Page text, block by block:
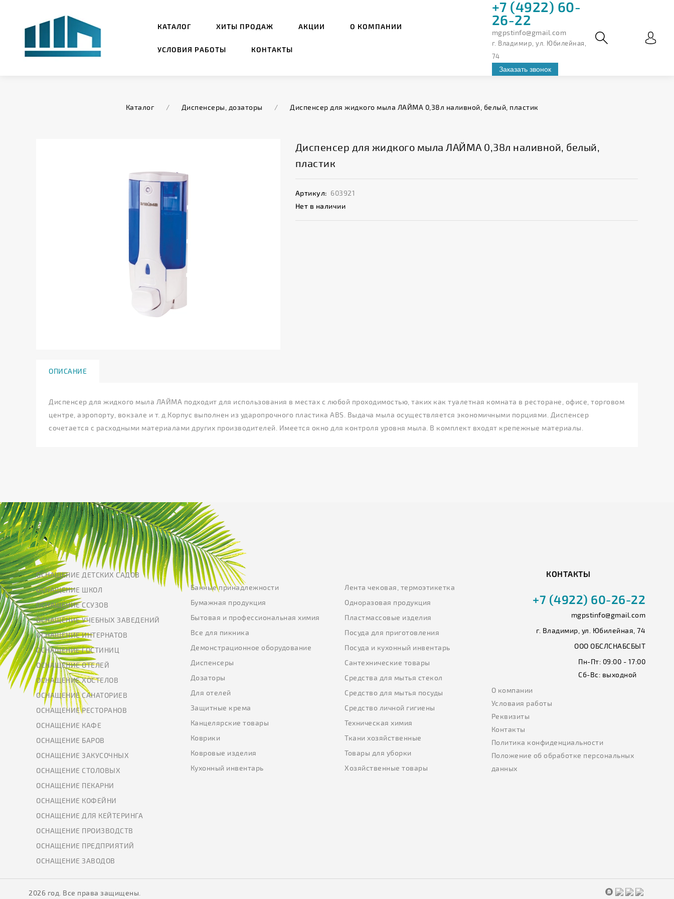
КАТАЛОГ ХИТЫ ПРОДАЖ АКЦИИ О КОМПАНИИ
УСЛОВИЯ РАБОТЫ КОНТАКТЫ
+7 (4922) 60-
26-22
mgpstinfo@gmail.com
г. Владимир, ул. Юбилейная,
74
Заказать звонок
Каталог / Диспенсеры, дозаторы / Диспенсер для жидкого мыла ЛАЙМА 0,38л наливной, белый, пластик
Диспенсер для жидкого мыла ЛАЙМА 0,38л наливной, белый,
пластик
Артикул: 603921
Нет в наличии
ОПИСАНИЕ
Диспенсер для жидкого мыла ЛАЙМА подходит для использования в местах с любой проходимостью, таких как туалетная комната в ресторане, офисе, торговом
центре, аэропорту, вокзале и т. д.Корпус выполнен из ударопрочного пластика ABS. Выдача мыла осуществляется экономичными порциями. Диспенсер
сочетается с расходными материалами других производителей. Имеется окно для контроля уровня мыла. В комплект входят крепежные материалы.
ОСНАЩЕНИЕ ДЕТСКИХ САДОВ
ОСНАЩЕНИЕ ШКОЛ
ОСНАЩЕНИЕ ССУЗОВ
ОСНАЩЕНИЕ УЧЕБНЫХ ЗАВЕДЕНИЙ
ОСНАЩЕНИЕ ИНТЕРНАТОВ
ОСНАЩЕНИЕ ГОСТИНИЦ
ОСНАЩЕНИЕ ОТЕЛЕЙ
ОСНАЩЕНИЕ ХОСТЕЛОВ
ОСНАЩЕНИЕ САНАТОРИЕВ
ОСНАЩЕНИЕ РЕСТОРАНОВ
ОСНАЩЕНИЕ КАФЕ
ОСНАЩЕНИЕ БАРОВ
ОСНАЩЕНИЕ ЗАКУСОЧНЫХ
ОСНАЩЕНИЕ СТОЛОВЫХ
ОСНАЩЕНИЕ ПЕКАРНИ
ОСНАЩЕНИЕ КОФЕЙНИ
ОСНАЩЕНИЕ ДЛЯ КЕЙТЕРИНГА
ОСНАЩЕНИЕ ПРОИЗВОДСТВ
ОСНАЩЕНИЕ ПРЕДПРИЯТИЙ
ОСНАЩЕНИЕ ЗАВОДОВ
Банные принадлежности
Бумажная продукция
Бытовая и профессиональная химия
Все для пикника
Демонстрационное оборудование
Диспенсеры
Дозаторы
Для отелей
Защитные крема
Канцелярские товары
Коврики
Ковровые изделия
Кухонный инвентарь
Лента чековая, термоэтикетка
Одноразовая продукция
Пластмассовые изделия
Посуда для приготовления
Посуда и кухонный инвентарь
Сантехнические товары
Средства для мытья стекол
Средство для мытья посуды
Средство личной гигиены
Техническая химия
Ткани хозяйственные
Товары для уборки
Хозяйственные товары
КОНТАКТЫ
+7 (4922) 60-26-22
mgpstinfo@gmail.com
г. Владимир, ул. Юбилейная, 74
ООО ОБСЛСНАБСБЫТ
Пн-Пт: 09:00 - 17:00
Сб-Вс: выходной
О компании
Условаия работы
Реквизиты
Контакты
Политика конфиденциальности
Положение об обработке персональных
данных
2026 год. Все права защищены.